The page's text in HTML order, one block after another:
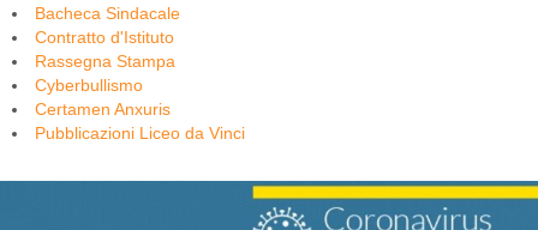
Bacheca Sindacale
Contratto d'Istituto
Rassegna Stampa
Cyberbullismo
Certamen Anxuris
Pubblicazioni Liceo da Vinci